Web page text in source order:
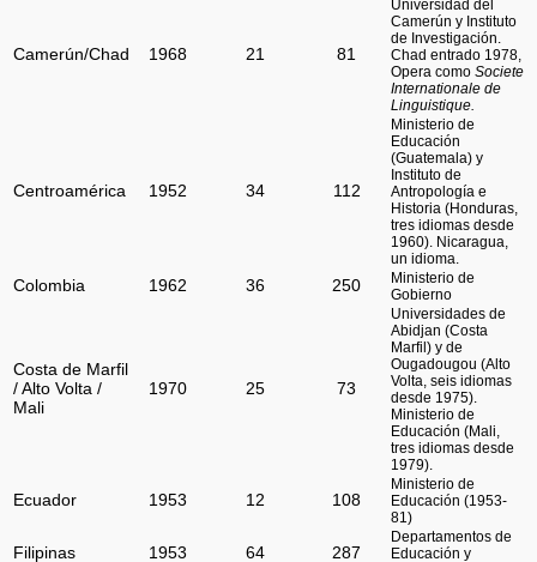
Camerún/Chad 1968 21 81
Universidad del
Camerún y Instituto
de Investigación.
Chad entrado 1978,
Opera como Societe
Internationale de
Linguistique.
Centroamérica 1952 34 112
Ministerio de
Educación
(Guatemala) y
Instituto de
Antropología e
Historia (Honduras,
tres idiomas desde
1960). Nicaragua,
un idioma.
Colombia 1962 36 250
Ministerio de
Gobierno
Costa de Marfil
/ Alto Volta /
Mali
1970 25 73
Universidades de
Abidjan (Costa
Marfil) y de
Ougadougou (Alto
Volta, seis idiomas
desde 1975).
Ministerio de
Educación (Mali,
tres idiomas desde
1979).
Ecuador 1953 12 108
Ministerio de
Educación (1953-
81)
Filipinas 1953 64 287
Departamentos de
Educación y